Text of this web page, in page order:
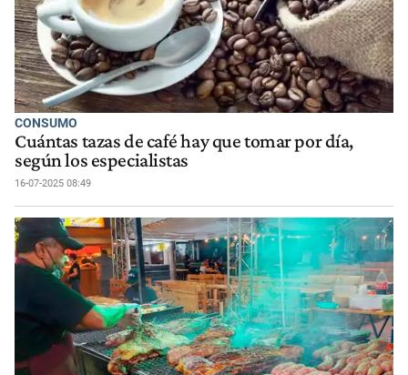
CONSUMO
Cuántas tazas de café hay que tomar por día,
según los especialistas
16-07-2025 08:49